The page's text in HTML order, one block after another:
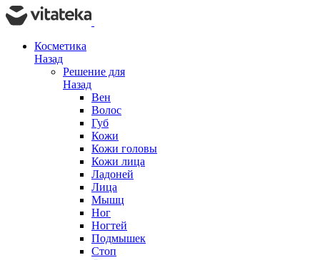
Косметика
Назад
Решение для
Назад
Вен
Волос
Губ
Кожи
Кожи головы
Кожи лица
Ладоней
Лица
Мышц
Ног
Ногтей
Подмышек
Стоп